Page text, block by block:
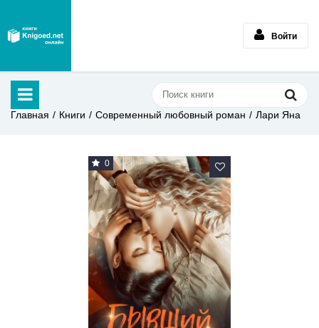
Войти
Главная Книги Современный любовный роман Лари Яна
0